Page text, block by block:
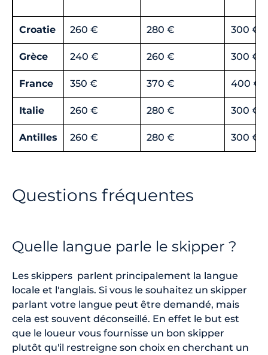
Croatie 260 € 280 € 300 €
Grèce 240 € 260 € 300 €
France 350 € 370 € 400 €
Italie 260 € 280 € 300 €
Antilles 260 € 280 € 300 €
Questions fréquentes
Quelle langue parle le skipper ?
Les skippers parlent principalement la langue
locale et l'anglais. Si vous le souhaitez un skipper
parlant votre langue peut être demandé, mais
cela est souvent déconseillé. En effet le but est
que le loueur vous fournisse un bon skipper
plutôt qu'il restreigne son choix en cherchant un